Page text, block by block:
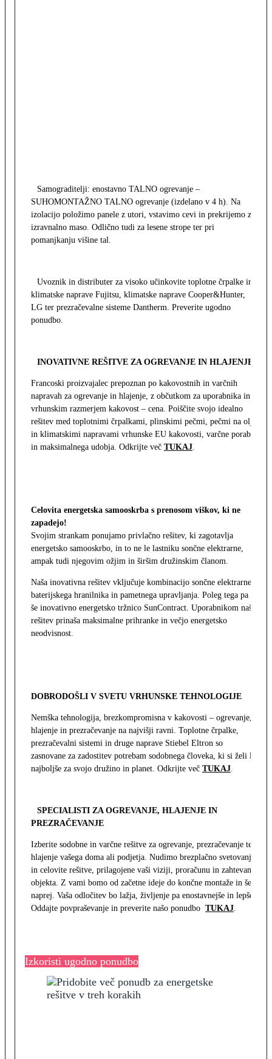
Samograditelji: enostavno TALNO ogrevanje –
SUHOMONTAŽNO TALNO ogrevanje (izdelano v 4 h). Na
izolacijo položimo panele z utori, vstavimo cevi in prekrijemo z
izravnalno maso. Odlično tudi za lesene strope ter pri
pomanjkanju višine tal.
Uvoznik in distributer za visoko učinkovite toplotne črpalke in
klimatske naprave Fujitsu, klimatske naprave Cooper&Hunter,
LG ter prezračevalne sisteme Dantherm. Preverite ugodno
ponudbo.
INOVATIVNE REŠITVE ZA OGREVANJE IN HLAJENJE
Francoski proizvajalec prepoznan po kakovostnih in varčnih
napravah za ogrevanje in hlajenje, z občutkom za uporabnika in z
vrhunskim razmerjem kakovost – cena. Poiščite svojo idealno
rešitev med toplotnimi črpalkami, plinskimi pečmi, pečmi na olje
in klimatskimi napravami vrhunske EU kakovosti, varčne porabe
in maksimalnega udobja. Odkrijte več TUKAJ.
Celovita energetska samooskrba s prenosom viškov, ki ne
zapadejo!
Svojim strankam ponujamo privlačno rešitev, ki zagotavlja
energetsko samooskrbo, in to ne le lastniku sončne elektrarne,
ampak tudi njegovim ožjim in širšim družinskim članom.
Naša inovativna rešitev vključuje kombinacijo sončne elektrarne,
baterijskega hranilnika in pametnega upravljanja. Poleg tega pa
še inovativno energetsko tržnico SunContract. Uporabnikom naša
rešitev prinaša maksimalne prihranke in večjo energetsko
neodvisnost.
DOBRODOŠLI V SVETU VRHUNSKE TEHNOLOGIJE
Nemška tehnologija, brezkompromisna v kakovosti – ogrevanje,
hlajenje in prezračevanje na najvišji ravni. Toplotne črpalke,
prezračevalni sistemi in druge naprave Stiebel Eltron so
zasnovane za zadostitev potrebam sodobnega človeka, ki si želi le
najboljše za svojo družino in planet. Odkrijte več TUKAJ.
SPECIALISTI ZA OGREVANJE, HLAJENJE IN
PREZRAČEVANJE
Izberite sodobne in varčne rešitve za ogrevanje, prezračevanje ter
hlajenje vašega doma ali podjetja. Nudimo brezplačno svetovanje
in celovite rešitve, prilagojene vaši viziji, proračunu in zahtevam
objekta. Z vami bomo od začetne ideje do končne montaže in še
naprej. Vaša odločitev bo lažja, življenje pa enostavnejše in lepše.
Oddajte povpraševanje in preverite našo ponudbo TUKAJ.
Izkoristi ugodno ponudbo